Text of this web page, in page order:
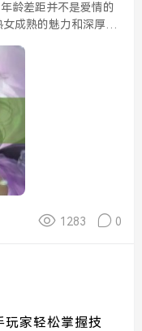
成熟的魅力和深厚的
...
1283 0
家轻松掌握技